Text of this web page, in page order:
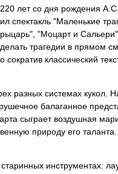
лет со дня рождения
спектакль "Маленькие
"Моцарт и
трагедии в прямом
сократив классический
разных системах кукол.
балаганное
сыграет воздушная
природу его
инструментах: